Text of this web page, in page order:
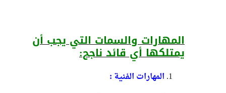
المهارات والسمات التي يجب أن
يمتلكها أي قائد ناجح:
المهارات الفنية :